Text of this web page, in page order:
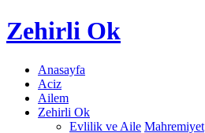
Zehirli Ok
Anasayfa
Aciz
Ailem
Zehirli Ok
Evlilik ve Aile Mahremiyet